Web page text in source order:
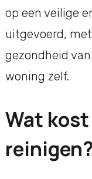
op een veilige
uitgevoerd,
gezondheid
woning zelf.
Wat
reinigen?